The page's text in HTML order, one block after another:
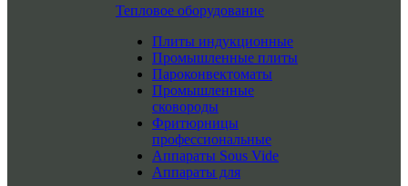
Тепловое оборудование
Плиты индукционные
Промышленные плиты
Пароконвектоматы
Промышленные
сковороды
Фритюрницы
профессиональные
Аппараты Sous Vide
Аппараты для